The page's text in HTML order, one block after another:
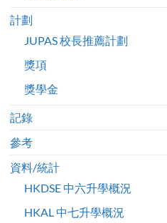
計劃
JUPAS 校長推薦計劃
獎項
獎學金
記錄
參考
資料/統計
HKDSE 中六升學概況
HKAL 中七升學概況